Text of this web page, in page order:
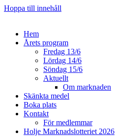
Hoppa till innehåll
Hem
Årets program
Fredag 13/6
Lördag 14/6
Söndag 15/6
Aktuellt
Om marknaden
Skänkta medel
Boka plats
Kontakt
För medlemmar
Holje Marknadslotteriet 2026